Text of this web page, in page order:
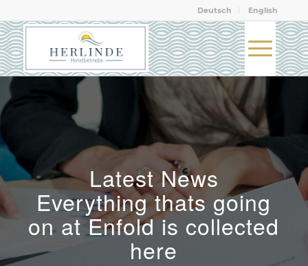
Deutsch English
Latest News
Everything thats going
on at Enfold is collected
here